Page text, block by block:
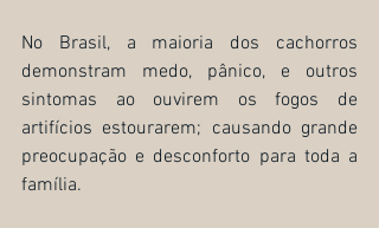
No Brasil, a maioria dos cachorros
demonstram medo, pânico, e outros
sintomas ao ouvirem os fogos de
artifícios estourarem; causando grande
preocupação e desconforto para toda a
família.